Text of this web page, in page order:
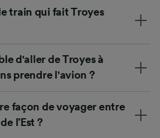
train qui fait Troyes
d'aller de Troyes à
prendre l'avion ?
façon de voyager entre
l’Est ?